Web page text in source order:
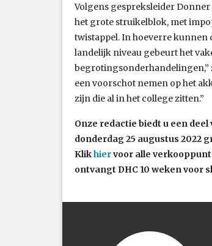
Volgens gespreksleider
het grote struikelblok, met
twistappel. In hoeverre kunnen
landelijk niveau gebeurt het
begrotingsonderhandelingen,”
een voorschot nemen op het
zijn die al in het college zitten.”
Onze redactie biedt u een
donderdag 25 augustus 2022
Klikhiervoor alle
ontvangt DHC 10 weken voor